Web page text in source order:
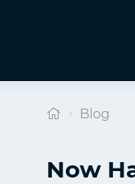
Blog
Now